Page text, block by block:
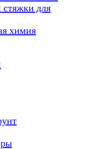
стяжки для
химия